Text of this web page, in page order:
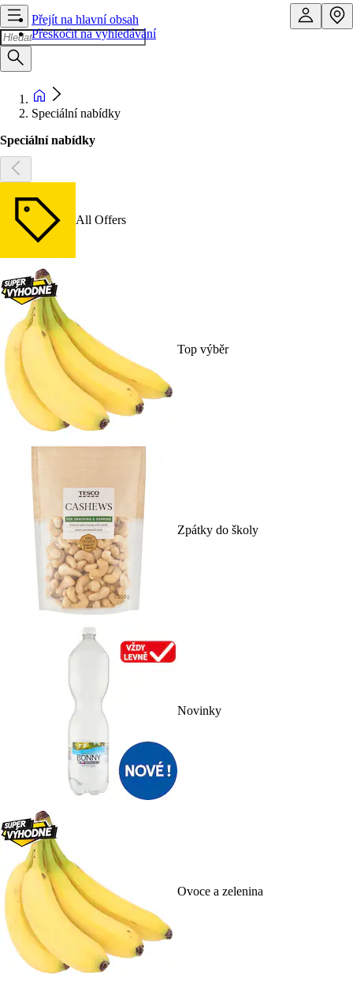
Přejít na hlavní obsah
Přeskočit na vyhledávání
Speciální nabídky
Speciální nabídky
All Offers
Top výběr
Zpátky do školy
Novinky
Ovoce a zelenina